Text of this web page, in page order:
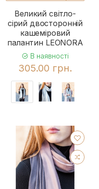
Великий світло-
сірий двосторонній
кашеміровий
палантин LEONORA
В наявності
305.00 грн.